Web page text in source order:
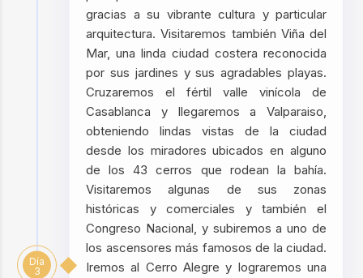
Día
3
gracias a su vibrante cultura y particular
arquitectura. Visitaremos también Viña del
Mar, una linda ciudad costera reconocida
por sus jardines y sus agradables playas.
Cruzaremos el fértil valle vinícola de
Casablanca y llegaremos a Valparaiso,
obteniendo lindas vistas de la ciudad
desde los miradores ubicados en alguno
de los 43 cerros que rodean la bahía.
Visitaremos algunas de sus zonas
históricas y comerciales y también el
Congreso Nacional, y subiremos a uno de
los ascensores más famosos de la ciudad.
Iremos al Cerro Alegre y lograremos una